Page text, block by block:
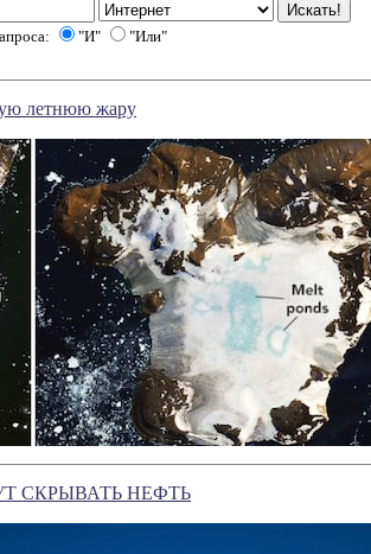
"И" "Или"
летнюю жару
СКРЫВАТЬ НЕФТЬ